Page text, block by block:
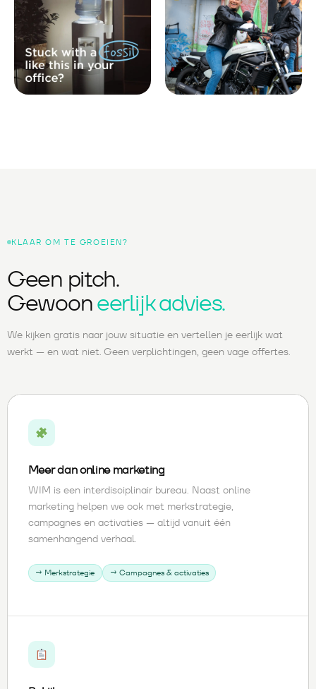
KLAAR OM TE GROEIEN?
Geen pitch.
Gewooneerlijk advies.
We kijken gratis naar jouw situatie en vertellen je eerlijk wat
werkt — en wat niet. Geen verplichtingen, geen vage offertes.
Meer dan online marketing
WIM is een interdisciplinair bureau. Naast online
marketing helpen we ook met merkstrategie,
campagnes en activaties — altijd vanuit één
samenhangend verhaal.
→ Merkstrategie → Campagnes & activaties